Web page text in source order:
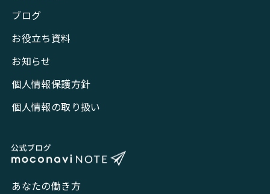
ブログ
お役立ち資料
お知らせ
個人情報保護方針
個人情報の取り扱い
あなたの働き方